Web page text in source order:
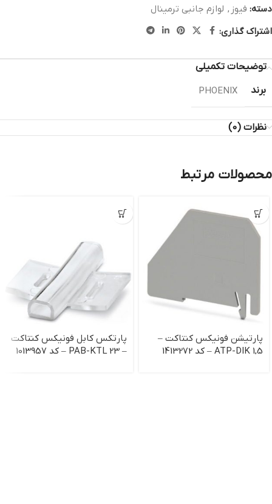
دسته: فیوز , لوازم جانبی ترمینال
اشتراک گذاری:
توضیحات تکمیلی
برند
PHOENIX
نظرات (0)
محصولات مرتبط
پارتیشن فونیکس کنتاکت –
ATP-DIK 1,5 – کد 1413272
پارتکس کابل فونیکس کنتاکت
– PAB-KTL 23 – کد 1013957